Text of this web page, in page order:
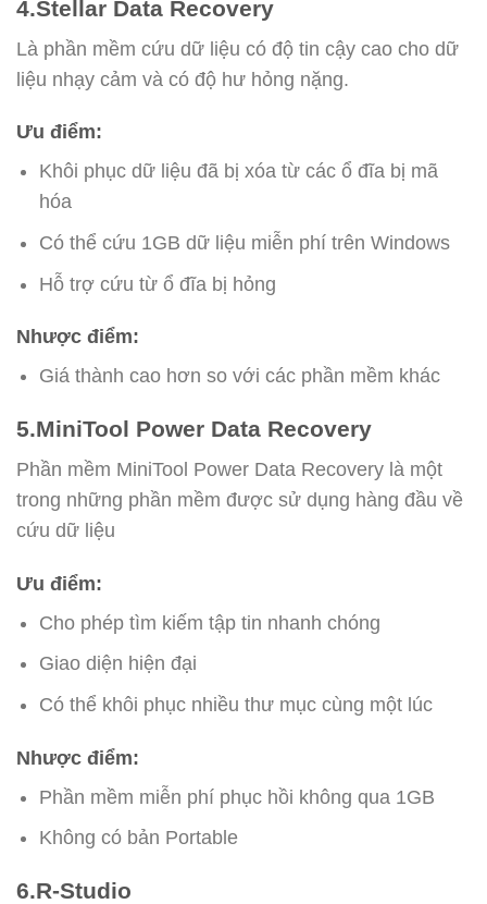
4.Stellar Data Recovery
Là phần mềm cứu dữ liệu có độ tin cậy cao cho dữ
liệu nhạy cảm và có độ hư hỏng nặng.
Ưu điểm:
Khôi phục dữ liệu đã bị xóa từ các ổ đĩa bị mã
hóa
Có thể cứu 1GB dữ liệu miễn phí trên Windows
Hỗ trợ cứu từ ổ đĩa bị hỏng
Nhược điểm:
Giá thành cao hơn so với các phần mềm khác
5.MiniTool Power Data Recovery
Phần mềm MiniTool Power Data Recovery là một
trong những phần mềm được sử dụng hàng đầu về
cứu dữ liệu
Ưu điểm:
Cho phép tìm kiếm tập tin nhanh chóng
Giao diện hiện đại
Có thể khôi phục nhiều thư mục cùng một lúc
Nhược điểm:
Phần mềm miễn phí phục hồi không qua 1GB
Không có bản Portable
6.R-Studio